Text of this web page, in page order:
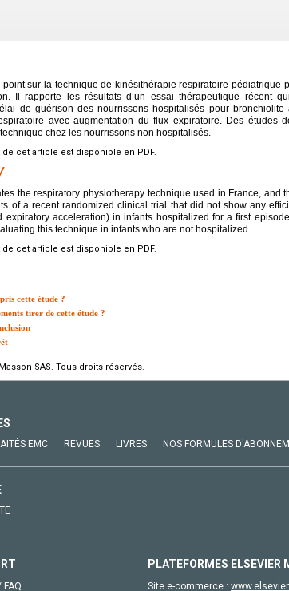
sur la technique de kinésithérapie respiratoire pédiatrique
Il rapporte les résultats d’un essai thérapeutique récent
de guérison des nourrissons hospitalisés pour
avec augmentation du flux expiratoire. Des études
chez les nourrissons non hospitalisés.
cet article est disponible en PDF.
the respiratory physiotherapy technique used in France, and
of a recent randomized clinical trial that did not show any
expiratory acceleration) in infants hospitalized for a first
this technique in infants who are not hospitalized.
cet article est disponible en PDF.
cette étude ?
tirer de cette étude ?
SAS. Tous droits réservés.
EMC REVUES LIVRES NOS FORMULES
PLATEFORMES ELSEVIER
Site e-commerce :